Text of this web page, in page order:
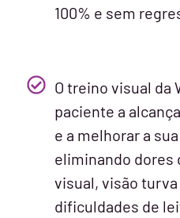
100% e sem
O treino visual da
paciente a
e a melhorar a
eliminando dores
visual, visão
dificuldades de